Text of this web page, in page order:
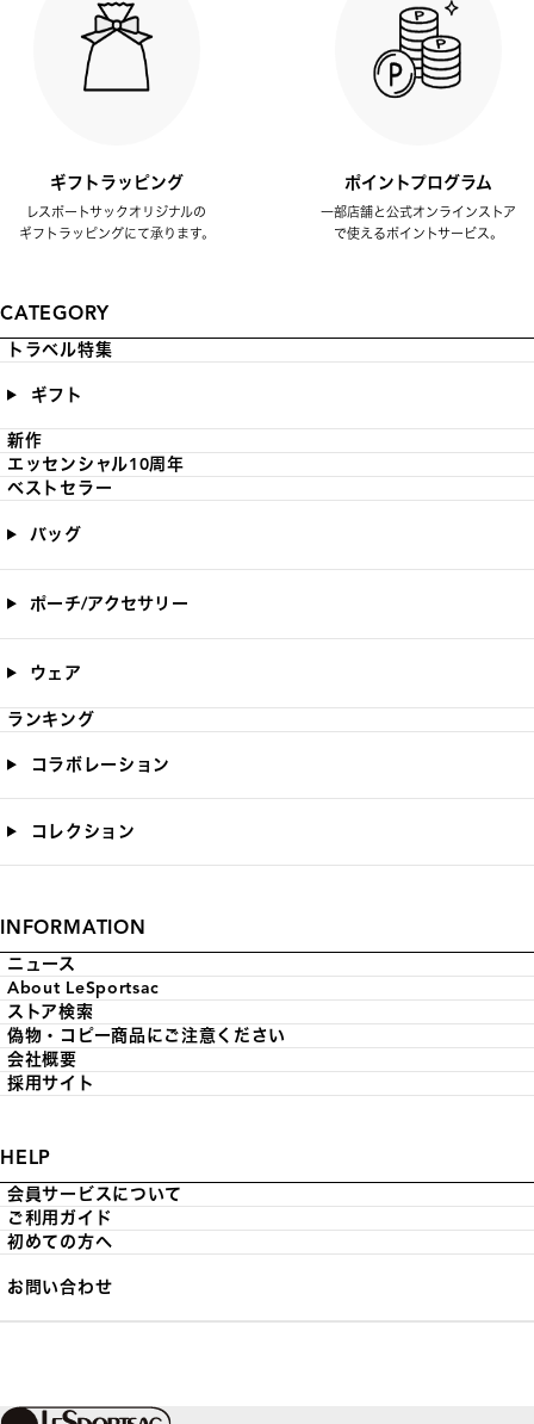
ギフトラッピング
レスポートサックオリジナルの
ギフトラッピングにて承ります。
ポイントプログラム
一部店舗と公式オンラインストア
で使えるポイントサービス。
CATEGORY
トラベル特集
ギフト
新作
エッセンシャル10周年
ベストセラー
バッグ
ポーチ/アクセサリー
ウェア
ランキング
コラボレーション
コレクション
INFORMATION
ニュース
About LeSportsac
ストア検索
偽物・コピー商品にご注意ください
会社概要
採用サイト
HELP
会員サービスについて
ご利用ガイド
初めての方へ
お問い合わせ